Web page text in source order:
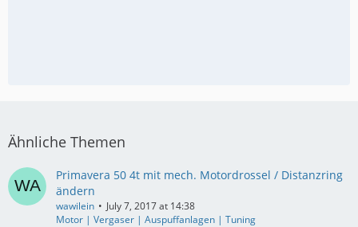
Ähnliche Themen
Primavera 50 4t mit mech. Motordrossel / Distanzring
ändern
wawilein
July 7, 2017 at 14:38
Motor | Vergaser | Auspuffanlagen | Tuning